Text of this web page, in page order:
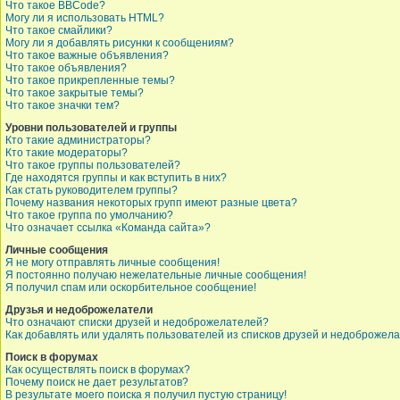
Что такое BBCode?
Могу ли я использовать HTML?
Что такое смайлики?
Могу ли я добавлять рисунки к сообщениям?
Что такое важные объявления?
Что такое объявления?
Что такое прикрепленные темы?
Что такое закрытые темы?
Что такое значки тем?
Уровни пользователей и группы
Кто такие администраторы?
Кто такие модераторы?
Что такое группы пользователей?
Где находятся группы и как вступить в них?
Как стать руководителем группы?
Почему названия некоторых групп имеют разные цвета?
Что такое группа по умолчанию?
Что означает ссылка «Команда сайта»?
Личные сообщения
Я не могу отправлять личные сообщения!
Я постоянно получаю нежелательные личные сообщения!
Я получил спам или оскорбительное сообщение!
Друзья и недоброжелатели
Что означают списки друзей и недоброжелателей?
Как добавлять или удалять пользователей из списков друзей и
Поиск в форумах
Как осуществлять поиск в форумах?
Почему поиск не дает результатов?
В результате моего поиска я получил пустую страницу!